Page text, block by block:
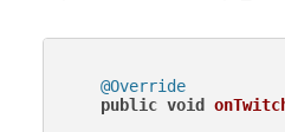
@Override
public void